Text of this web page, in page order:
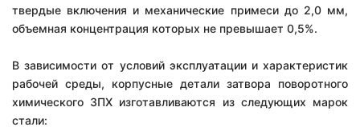
твердые включения и механические примеси до 2,0 мм,
объемная концентрация которых не превышает 0,5%.
В зависимости от условий эксплуатации и характеристик
рабочей среды, корпусные детали затвора поворотного
химического ЗПХ изготавливаются из следующих марок
стали: